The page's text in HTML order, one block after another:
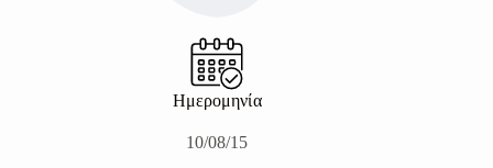
Ημερομηνία
10/08/15